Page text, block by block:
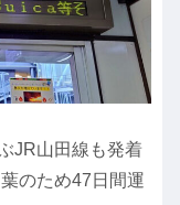
JR山田線も発着
のため47日間運